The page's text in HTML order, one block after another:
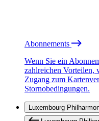
Abonnements
Wenn Sie ein
zahlreichen Vorteilen,
Zugang zum
Stornobedingungen.
Luxembourg